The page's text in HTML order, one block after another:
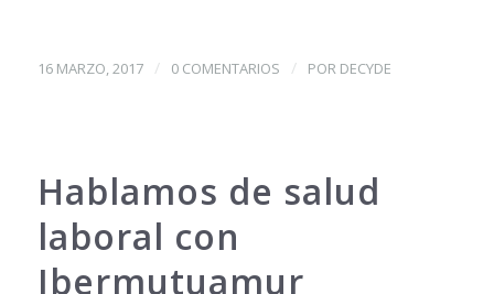
16 MARZO, 2017 / 0 COMENTARIOS / POR DECYDE
Hablamos de salud
laboral con
Ibermutuamur